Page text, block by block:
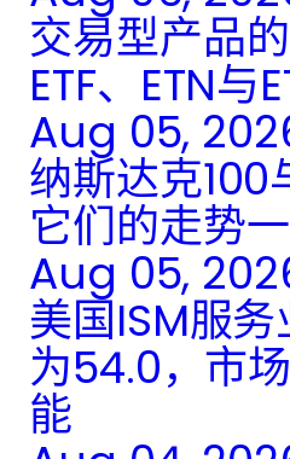
交易型产品的
ETF、ETN与
Aug 05,
纳斯达克100
它们的走势一
Aug 05,
美国ISM服
为54.0，市
能